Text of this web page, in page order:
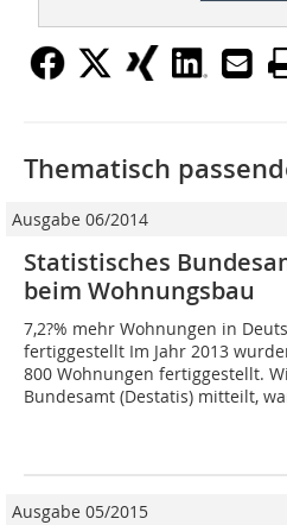
Thematisch
Ausgabe 06/2014
Statistisches
beim Wohnungsbau
7,2?% mehr Wohnungen in
fertiggestellt Im Jahr 2013
800 Wohnungen fertiggestellt.
Bundesamt (Destatis) mitteilt,
Ausgabe 05/2015